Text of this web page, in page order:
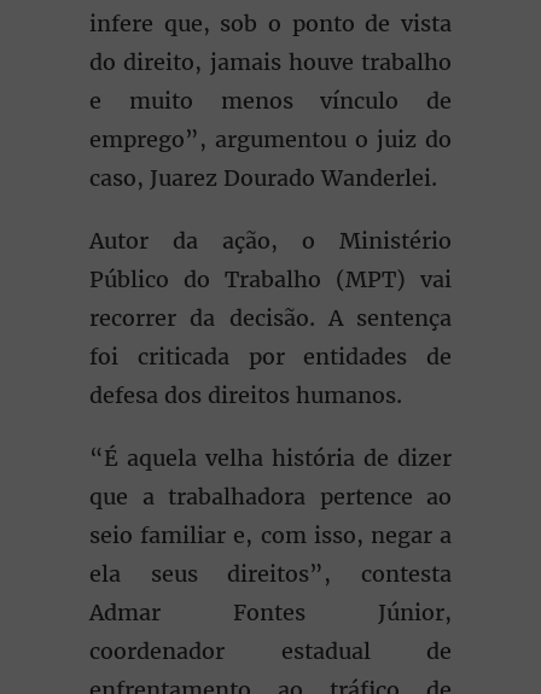
infere que, sob o ponto de vista
do direito, jamais houve trabalho
e muito menos vínculo de
emprego”, argumentou o juiz do
caso, Juarez Dourado Wanderlei.
Autor da ação, o Ministério
Público do Trabalho (MPT) vai
recorrer da decisão. A sentença
foi criticada por entidades de
defesa dos direitos humanos.
“É aquela velha história de dizer
que a trabalhadora pertence ao
seio familiar e, com isso, negar a
ela seus direitos”, contesta
Admar Fontes Júnior,
coordenador estadual de